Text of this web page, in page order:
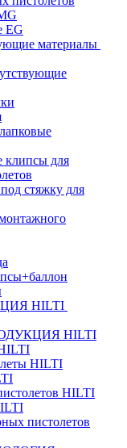
EG
материалы
клипсы для
стяжку для
HILTI
HILTI
HILTI
HILTI
пистолетов